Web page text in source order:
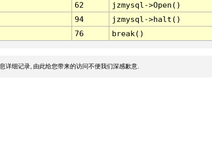
62
jzmysql->Open()
94
jzmysql->halt()
76 break()
详细记录, 由此给您带来的访问不便我们深感歉意.